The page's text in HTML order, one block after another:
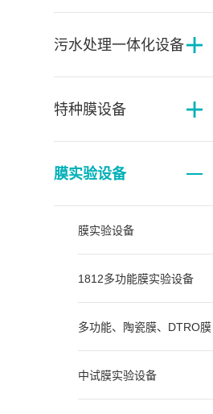
污水处理一体化设备
特种膜设备
膜实验设备
膜实验设备
1812多功能膜实验设备
多功能、陶瓷膜、DTRO膜
中试膜实验设备